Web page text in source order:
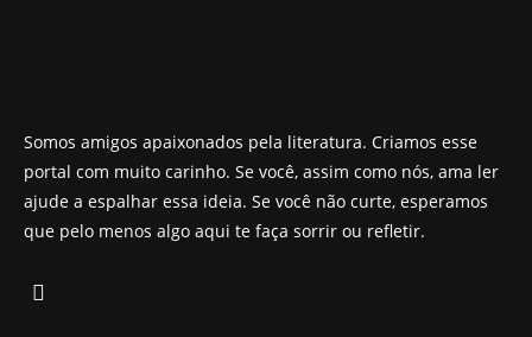
Somos amigos apaixonados pela literatura. Criamos esse
portal com muito carinho. Se você, assim como nós, ama ler
ajude a espalhar essa ideia. Se você não curte, esperamos
que pelo menos algo aqui te faça sorrir ou refletir.